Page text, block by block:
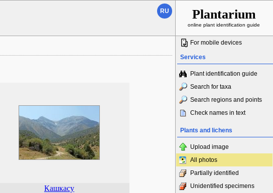
RU Plantarium
online plant identification guide
Кашкасу
For mobile devices
Services
Plant identification guide
Search for taxa
Search regions and points
Check names in text
Plants and lichens
Upload image
All photos
Partially identified
Unidentified specimens